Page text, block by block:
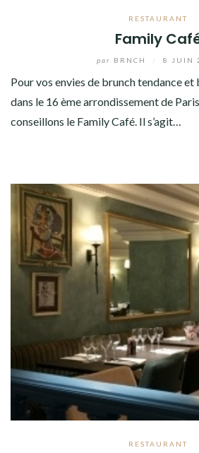
RESTAURANT
Family
par BRNCH 8 JUIN
Pour vos envies de brunch tendance et
dans le 16 ème arrondissement de
conseillons le Family Café. Il s’agit…
RESTAURANT